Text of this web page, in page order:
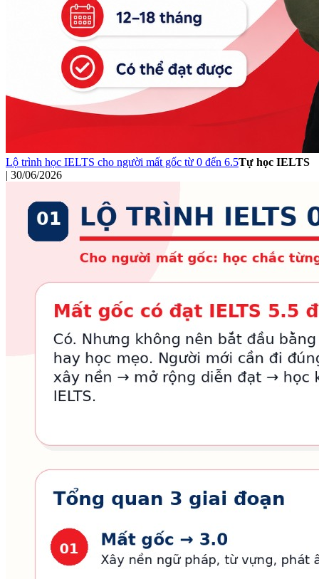
Lộ trình học IELTS cho người mất gốc từ 0 đến 6.5Tự học IELTS
| 30/06/2026